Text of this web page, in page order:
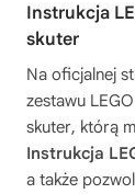
Instrukcja
skuter
Na oficjalnej
zestawu
skuter, którą
Instrukcja
a także